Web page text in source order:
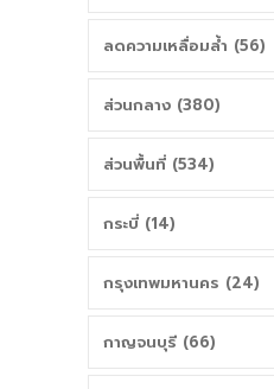
ลดความเหลื่อมล้ำ (56)
ส่วนกลาง (380)
ส่วนพื้นที่ (534)
กระบี่ (14)
กรุงเทพมหานคร (24)
กาญจนบุรี (66)